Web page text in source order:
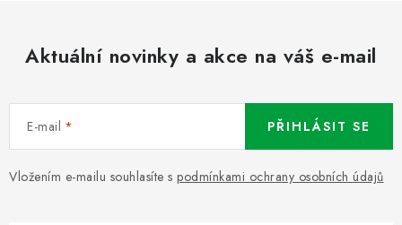
Aktuální novinky a akce na váš e-mail
E-mail
Vložením e-mailu souhlasíte s podmínkami ochrany osobních údajů
PŘIHLÁSIT SE